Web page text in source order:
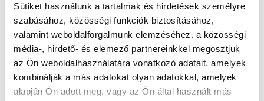
Sütiket használunk a tartalmak és hirdetések személyre
szabásához, közösségi funkciók biztosításához,
valamint weboldalforgalmunk elemzéséhez. a közösségi
média-, hirdető- és elemező partnereinkkel megosztjuk
az Ön weboldalhasználatára vonatkozó adatait, amelyek
kombinálják a más adatokat olyan adatokkal, amelyek
alapján Ön adott meg, vagy az Ön által használt más
Képzés típusa:
OKJ oktatás
Szükséges iskolai végzettség:
középfokú iskolai végzettség (érettségi)